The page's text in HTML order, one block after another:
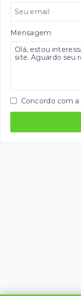
Mensagem
Concordo com a